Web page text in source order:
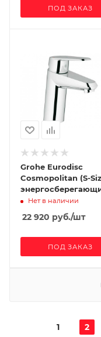
ПОД ЗАКАЗ
Grohe Eurodisc
Cosmopolitan (S-
картриджем
Нет в наличии
22 920 руб./шт
ПОД ЗАКАЗ
1 2